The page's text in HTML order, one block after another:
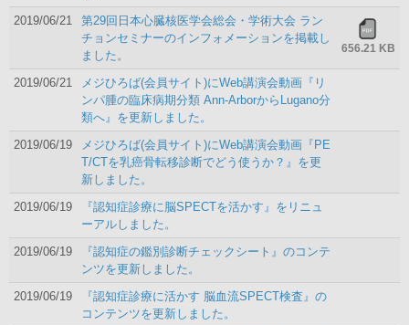
2019/06/21
第29回日本心臓核医学会総会・学術大会 ラン
チョンセミナーのインフォメーションを掲載し
ました。
656.21 KB
2019/06/21
メジひろば(会員サイト)にWeb講演会動画『リ
ンパ腫の臨床病期分類 Ann-ArborからLugano分
類へ』を更新しました。
2019/06/19
メジひろば(会員サイト)にWeb講演会動画『PE
T/CTを乳癌骨転移診断でどう使うか？』を更
新しました。
2019/06/19
『認知症診療に脳SPECTを活かす』をリニュ
ーアルしました。
2019/06/19
『認知症の鑑別診断チェックシート』のコンテ
ンツを更新しました。
2019/06/19
『認知症診療に活かす 脳血流SPECT検査』の
コンテンツを更新しました。